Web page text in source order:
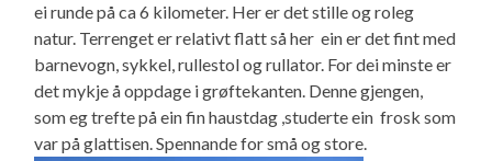
ei runde på ca 6 kilometer. Her er det stille og roleg
natur. Terrenget er relativt flatt så her ein er det fint med
barnevogn, sykkel, rullestol og rullator. For dei minste er
det mykje å oppdage i grøftekanten. Denne gjengen,
som eg trefte på ein fin haustdag ,studerte ein frosk som
var på glattisen. Spennande for små og store.